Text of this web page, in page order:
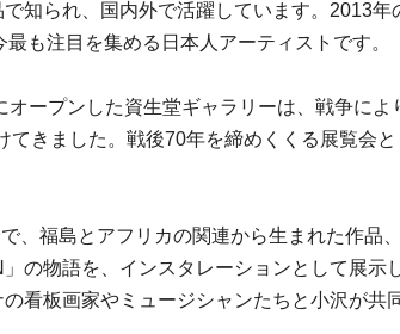
知られ、国内外で活躍しています。2013
も注目を集める日本人アーティストです。
ープンした資生堂ギャラリーは、戦争に
きました。戦後70年を締めくくる展覧会
福島とアフリカの関連から生まれた作品
の物語を、インスタレーションとして展示
看板画家やミュージシャンたちと小沢が共